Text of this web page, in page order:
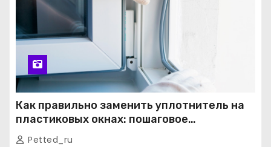
Как правильно заменить уплотнитель на
пластиковых окнах: пошаговое
руководство от экспертов
Petted_ru